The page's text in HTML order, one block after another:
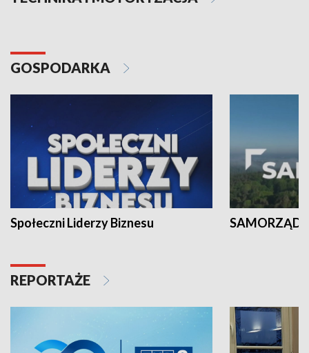
GOSPODARKA
Społeczni Liderzy Biznesu SAMORZĄD
REPORTAŻE